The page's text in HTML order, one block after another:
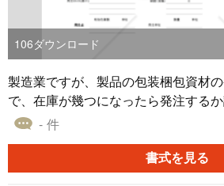
ト ＜ステータスの明確化＞ 「A（
d）」「C（Closed）」などのステー
応状況を明確に分類します。 ＜緊急
「高」「中」「低」の緊急度を設定
視覚的に把握できるようにします。
的に「C（Closed）」で質問が解決し
ーアウトし、完了した質問を一目で
■テンプレートの利用メリット ＜効
ータスと緊急度の組み合わせにより
106ダウンロード
製造業ですが、製品の包装梱包資材
で、在庫が幾つになったら発注する
作りました。 完全に自分仕様なので
数・発注間隔・平均使用量は、土日
す。 記入例も付けました。 ロック
- 件
書式を見る